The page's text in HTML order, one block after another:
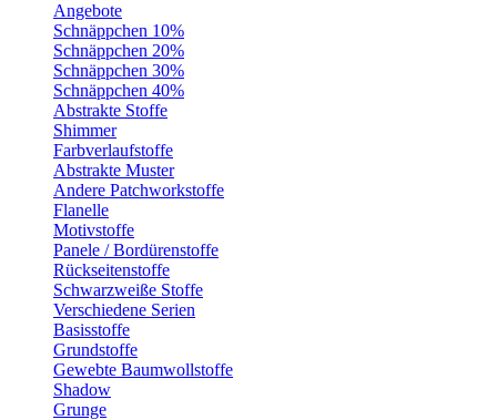
Angebote
Schnäppchen 10%
Schnäppchen 20%
Schnäppchen 30%
Schnäppchen 40%
Abstrakte Stoffe
Shimmer
Farbverlaufstoffe
Abstrakte Muster
Andere Patchworkstoffe
Flanelle
Motivstoffe
Panele / Bordürenstoffe
Rückseitenstoffe
Schwarzweiße Stoffe
Verschiedene Serien
Basisstoffe
Grundstoffe
Gewebte Baumwollstoffe
Shadow
Grunge